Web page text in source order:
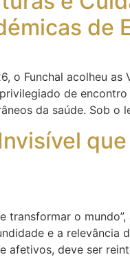
de
o Funchal acolheu
de
da saúde. Sob o
transformar o
e a relevância
afetivos, deve ser